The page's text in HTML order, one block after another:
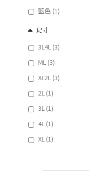
藍色 (1)
尺寸
3L4L (3)
ML (3)
XL2L (3)
2L (1)
3L (1)
4L (1)
XL (1)